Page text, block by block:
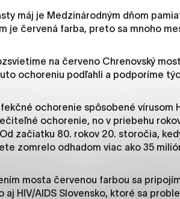
máj je Medzinárodným dňom
je červená farba, preto sa mnoho
na červeno Chrenovský
ochoreniu podľahli a podporíme
ochorenie spôsobené vírusom
ochorenie, no v priebehu
začiatku 80. rokov 20. storočia,
zomrelo odhadom viac ako 35
mosta červenou farbou sa
aj HIV/AIDS Slovensko, ktoré sa
cookies, ktorú chcete
cookie sú pre prevádzku
súborov cookie nemôže web
optimalizovať a ponúknuť im lepšiu
s konkrétnou osobou.